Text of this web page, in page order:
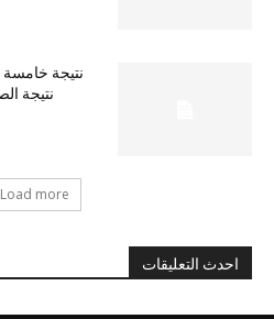
Load more
احدث التعليقات